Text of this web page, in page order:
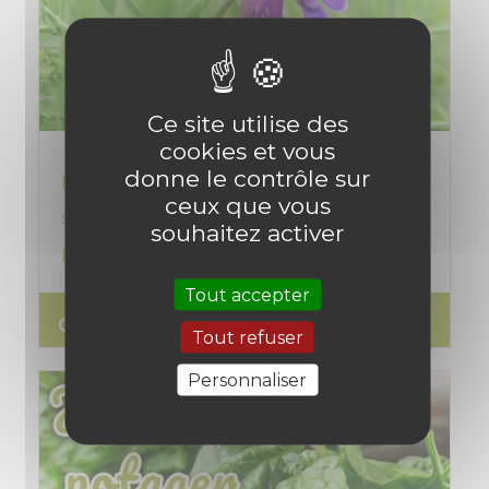
Engrais verts à semer en
septembre‑octobre pour un potager
plus fertile
search
Ce site utilise des
cookies et vous
donne le contrôle sur
ceux que vous
souhaitez activer
Tout accepter
Tout refuser
Personnaliser